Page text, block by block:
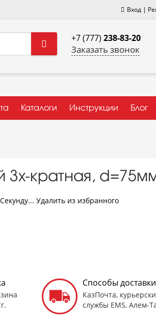
Вход |
+7 (777) 238-83-20
Заказать звонок
Каталоги Инструкции Блог
3х-кратная,
Cекунду... Удалить из избранного
Способы доставки
КазПочта,
службы EMS, Алем-